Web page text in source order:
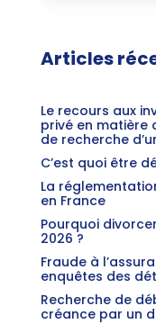
Articles
Le recours aux
privé en matière
de recherche
C’est quoi être
La
en France
Pourquoi
2026 ?
Fraude à
enquêtes des
Recherche de
créance par un